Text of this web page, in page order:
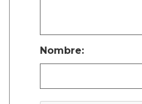
Nombre: